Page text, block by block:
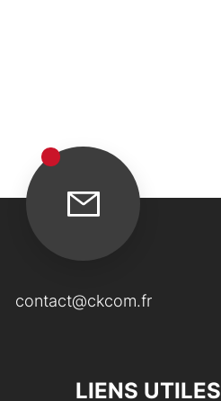
contact@ckcom.fr
LIENS UTILES